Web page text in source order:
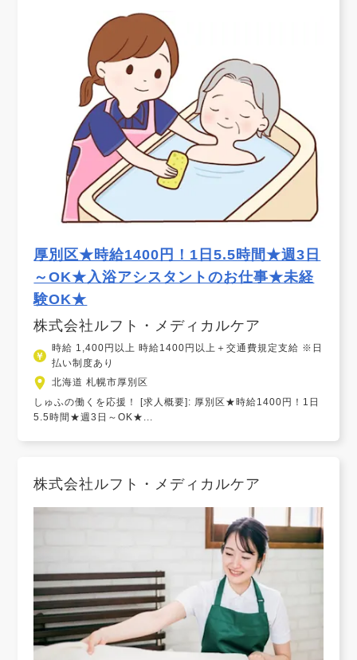
厚別区★時給1400円！1日5.5時間★週3日
～OK★入浴アシスタントのお仕事★未経
験OK★
株式会社ルフト・メディカルケア
時給 1,400円以上 時給1400円以上＋交通費規定支給 ※日
払い制度あり
北海道 札幌市厚別区
しゅふの働くを応援！ [求人概要]: 厚別区★時給1400円！1日
5.5時間★週3日～OK★...
株式会社ルフト・メディカルケア